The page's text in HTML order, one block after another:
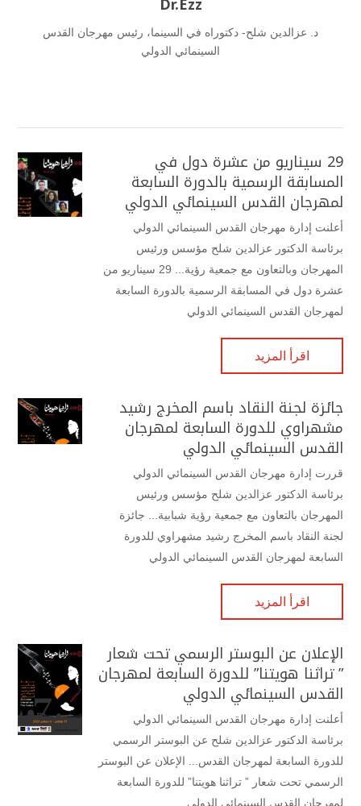
د. عزالدين شلح- دكتوراه في السينما، رئيس مهرجان القدس
السينمائي الدولي
29 سيناريو من عشرة دول في
المسابقة الرسمية بالدورة السابعة
لمهرجان القدس السينمائي الدولي
أعلنت إدارة مهرجان القدس السينمائي الدولي
برئاسة الدكتور عزالدين شلح مؤسس ورئيس
المهرجان وبالتعاون مع جمعية رؤية... 29 سيناريو من
عشرة دول في المسابقة الرسمية بالدورة السابعة
لمهرجان القدس السينمائي الدولي
اقرأ المزيد
جائزة لجنة النقاد باسم المخرج رشيد
مشهراوي للدورة السابعة لمهرجان
القدس السينمائي الدولي
قررت إدارة مهرجان القدس السينمائي الدولي
برئاسة الدكتور عزالدين شلح مؤسس ورئيس
المهرجان بالتعاون مع جمعية رؤية شبابية... جائزة
لجنة النقاد باسم المخرج رشيد مشهراوي للدورة
السابعة لمهرجان القدس السينمائي الدولي
اقرأ المزيد
الإعلان عن البوستر الرسمي تحت شعار
” تراثنا هويتنا” للدورة السابعة لمهرجان
القدس السينمائي الدولي
أعلنت إدارة مهرجان القدس السينمائي الدولي
برئاسة الدكتور عزالدين شلح عن البوستر الرسمي
للدورة السابعة لمهرجان القدس... الإعلان عن البوستر
الرسمي تحت شعار ” تراثنا هويتنا” للدورة السابعة
لمهرجان القدس السينمائي الدولي